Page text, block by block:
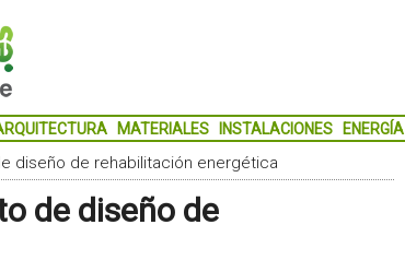
MATERIALES INSTALACIONES ENERGÍA
diseño de rehabilitación energética
de diseño de